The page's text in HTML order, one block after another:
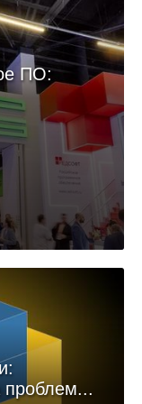
ПО:
проблем...